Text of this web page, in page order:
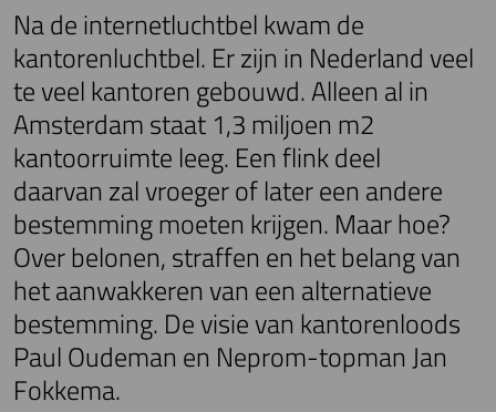
Na de internetluchtbel kwam de
kantorenluchtbel. Er zijn in Nederland veel
te veel kantoren gebouwd. Alleen al in
Amsterdam staat 1,3 miljoen m2
kantoorruimte leeg. Een flink deel
daarvan zal vroeger of later een andere
bestemming moeten krijgen. Maar hoe?
Over belonen, straffen en het belang van
het aanwakkeren van een alternatieve
bestemming. De visie van kantorenloods
Paul Oudeman en Neprom-topman Jan
Fokkema.